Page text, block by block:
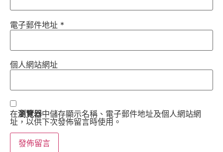
電子郵件地址 *
個人網站網址
在瀏覽器中儲存顯示名稱、電子郵件地址及個人網站網
址，以供下次發佈留言時使用。